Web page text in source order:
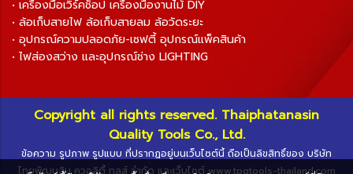
• เครื่องมือเวิร์คช็อป เครื่องมืองานไม้ DIY
• ล้อเก็บสายไฟ ล้อเก็บสายลม ล้อวัดระยะ
• อุปกรณ์ความปลอดภัย-เซฟตี้ อุปกรณ์แพ็คสินค้า
• ไฟส่องสว่าง และอุปกรณ์ช่าง LIGHTING
Copyright all rights reserved. Thaiphatanasin
Quality Tools Co., Ltd.
ข้อความ รูปภาพ รูปแบบ ที่ปรากฏอยู่บนเว็บไซต์นี้ ถือเป็นลิขสิทธิ์ของ บริษัท
ไทยพัฒนสิน ควอลิตี้ ทูลส์ จำกัด และเว็บไซต์ www.tpqtools-thailand.com